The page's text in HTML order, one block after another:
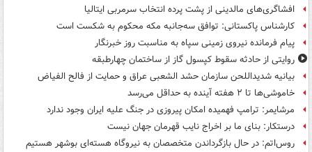
افشاگری‌های مالدینی از پشت پرده انتخاب سرمربی ایتالیا
کارشناس پاکستانی: توافق سه‌جانبه مکه محکوم به شکست است
پیام فرمانده نیروی زمینی سپاه به مناسبت روز خبرنگار
روایتی از حادثه سقوط کپسول گاز از ساختمان چهارطبقه
بیانیه شدیداللحن سازمان حشد الشعبی عراق و حمایت از فالح الفیاض
خاموشی‌ها تا ۲ هفته آینده به حداقل می‌رسد
مرشایمر: ترامپ فهمیده امکان پیروزی در جنگ علیه ایران وجود ندارد
درستکار: بنای ما بر اخراج نایب قهرمان جهان نیست
روس‌اتم: در حال بازگرداندن متخصصان به نیروگاه هسته‌ای بوشهر هستیم